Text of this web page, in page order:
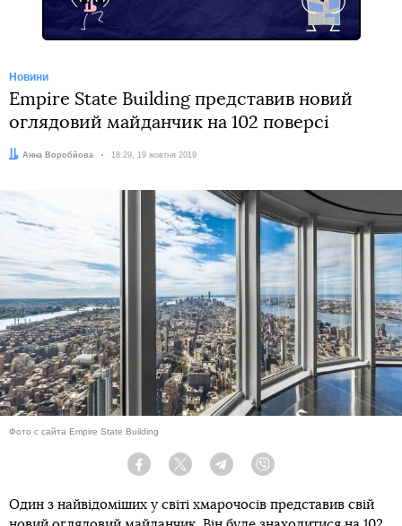
Новини
Empire State Building представив новий
оглядовий майданчик на 102 поверсі
Автор:
Анна Воробйова Дата:
18:29, 19 жовтня 2019
Фото с сайта Empire State Building
Facebook Twitter Telegram
Один з найвідоміших у світі хмарочосів представив свій